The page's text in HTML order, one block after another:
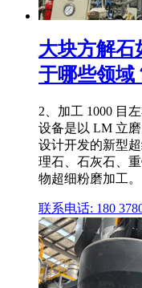
大块方解石
于哪些领域
2、加工 1000 目
设备是以 LM 立
设计开发的新型
理石、石灰石、
物超细粉磨加工。
联系电话: 180